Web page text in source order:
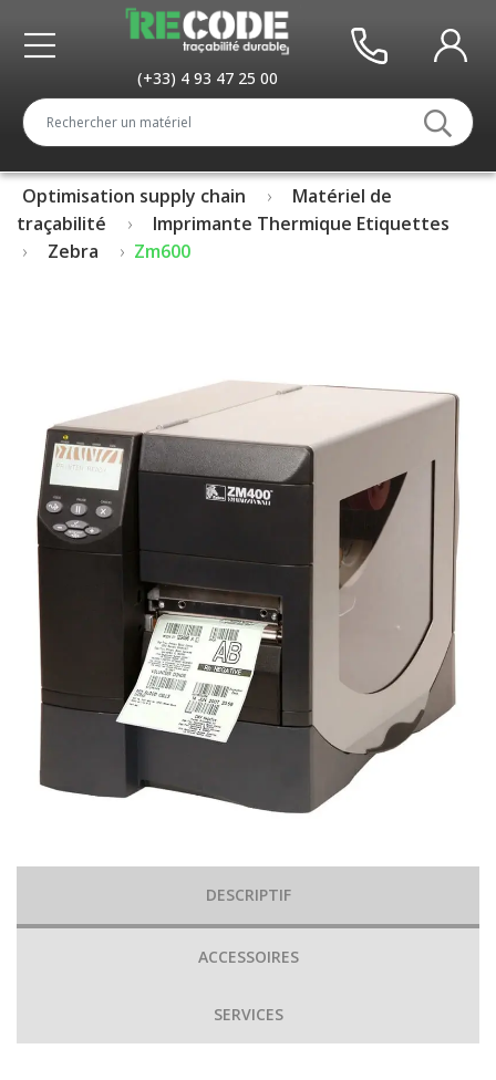
(+33) 4 93 47 25 00
Optimisation supply chain
Matériel de
traçabilité
Imprimante Thermique Etiquettes
Zebra
Zm600
DESCRIPTIF
ACCESSOIRES
SERVICES